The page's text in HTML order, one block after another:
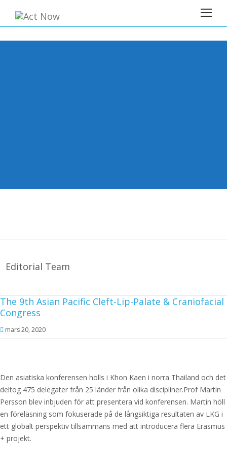
Editorial Team
The 9th Asian Pacific Cleft-Lip-Palate & Craniofacial
Congress
mars 20, 2020
Den asiatiska konferensen hölls i Khon Kaen i norra Thailand och det
deltog 475 delegater från 25 länder från olika discipliner.Prof Martin
Persson blev inbjuden för att presentera vid konferensen. Martin höll
en föreläsning som fokuserade på de långsiktiga resultaten av LKG i
ett globalt perspektiv tillsammans med att introducera flera Erasmus
+ projekt.